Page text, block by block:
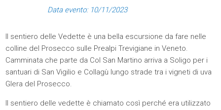
Data evento: 10/11/2023
Il sentiero delle Vedette è una bella escursione da fare nelle
colline del Prosecco sulle Prealpi Trevigiane in Veneto.
Camminata che parte da Col San Martino arriva a Soligo per i
santuari di San Vigilio e Collagù lungo strade tra i vigneti di uva
Glera del Prosecco.
Il sentiero delle vedette è chiamato così perché era utilizzato